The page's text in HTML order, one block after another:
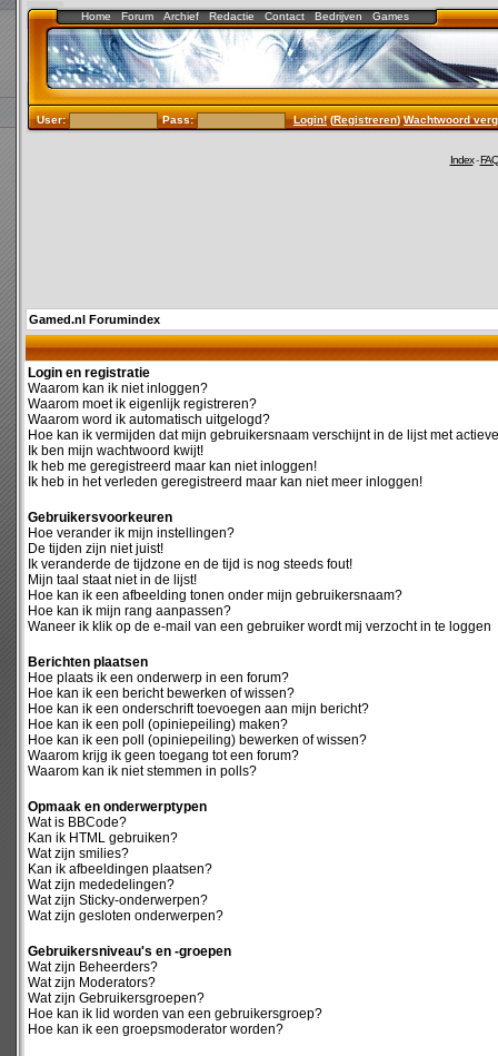
Home Forum Archief Redactie Contact Bedrijven Games
User: Pass: Login!(Registreren)Wachtwoord
Index-FAQ
Gamed.nl Forumindex
Login en registratie
Waarom kan ik niet inloggen?
Waarom moet ik eigenlijk registreren?
Waarom word ik automatisch uitgelogd?
Hoe kan ik vermijden dat mijn gebruikersnaam verschijnt in de lijst met
Ik ben mijn wachtwoord kwijt!
Ik heb me geregistreerd maar kan niet inloggen!
Ik heb in het verleden geregistreerd maar kan niet meer inloggen!
Gebruikersvoorkeuren
Hoe verander ik mijn instellingen?
De tijden zijn niet juist!
Ik veranderde de tijdzone en de tijd is nog steeds fout!
Mijn taal staat niet in de lijst!
Hoe kan ik een afbeelding tonen onder mijn gebruikersnaam?
Hoe kan ik mijn rang aanpassen?
Waneer ik klik op de e-mail van een gebruiker wordt mij verzocht in te loggen
Berichten plaatsen
Hoe plaats ik een onderwerp in een forum?
Hoe kan ik een bericht bewerken of wissen?
Hoe kan ik een onderschrift toevoegen aan mijn bericht?
Hoe kan ik een poll (opiniepeiling) maken?
Hoe kan ik een poll (opiniepeiling) bewerken of wissen?
Waarom krijg ik geen toegang tot een forum?
Waarom kan ik niet stemmen in polls?
Opmaak en onderwerptypen
Wat is BBCode?
Kan ik HTML gebruiken?
Wat zijn smilies?
Kan ik afbeeldingen plaatsen?
Wat zijn mededelingen?
Wat zijn Sticky-onderwerpen?
Wat zijn gesloten onderwerpen?
Gebruikersniveau's en -groepen
Wat zijn Beheerders?
Wat zijn Moderators?
Wat zijn Gebruikersgroepen?
Hoe kan ik lid worden van een gebruikersgroep?
Hoe kan ik een groepsmoderator worden?